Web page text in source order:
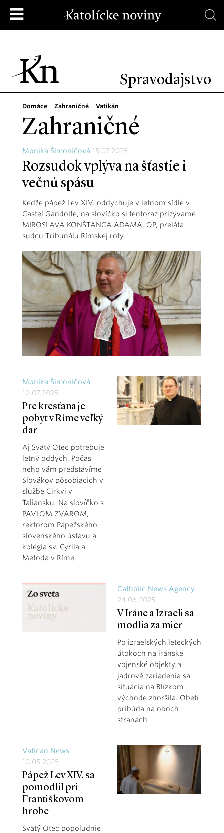
Spravodajstvo
Domáce Zahraničné Vatikán
Zahraničné
Monika Šimoničová 15.07.2025
Rozsudok vplýva na šťastie i
večnú spásu
Keďže pápež Lev XIV. oddychuje v letnom sídle v
Castel Gandolfe, na slovíčko si tentoraz prizývame
MIROSLAVA KONŠTANCA ADAMA, OP, preláta
sudcu Tribunálu Rímskej roty.
Monika Šimoničová
10.07.2025
Pre kresťana je
pobyt v Ríme veľký
dar
Aj Svätý Otec potrebuje
letný oddych. Počas
neho vám predstavíme
Slovákov pôsobiacich v
službe Cirkvi v
Taliansku. Na slovíčko s
PAVLOM ZVAROM,
rektorom Pápežského
slovenského ústavu a
kolégia sv. Cyrila a
Metoda v Ríme.
Catholic News Agency
24.06.2025
V Iráne a Izraeli sa
modlia za mier
Po izraelských leteckých
útokoch na iránske
vojenské objekty a
jadrové zariadenia sa
situácia na Blízkom
východe zhoršila. Obetí
pribúda na oboch
stranách.
Vatican News
10.05.2025
Pápež Lev XIV. sa
pomodlil pri
Františkovom
hrobe
Svätý Otec popoludnie